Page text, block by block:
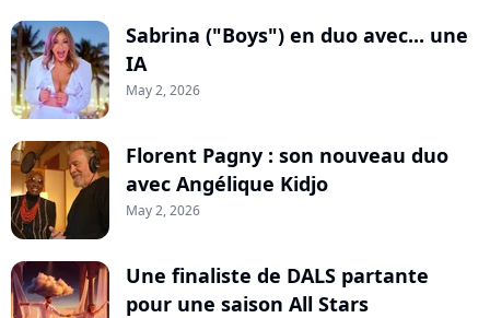
Sabrina ("Boys") en duo avec... une
IA
May 2, 2026
Florent Pagny : son nouveau duo
avec Angélique Kidjo
May 2, 2026
Une finaliste de DALS partante
pour une saison All Stars